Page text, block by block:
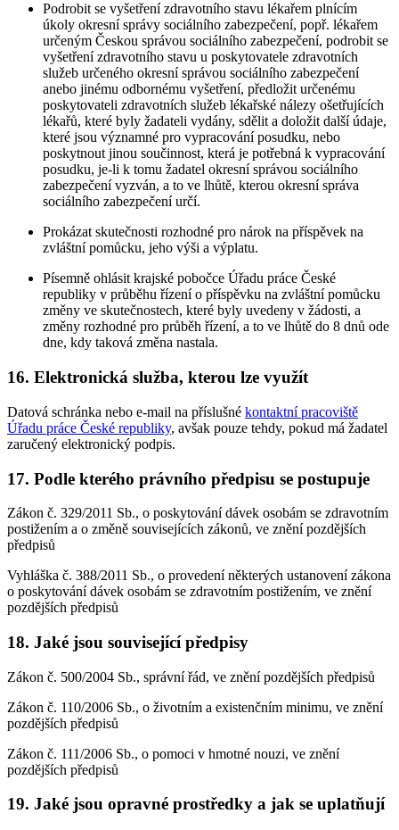
Podrobit se vyšetření zdravotního stavu lékařem plnícím
úkoly okresní správy sociálního zabezpečení, popř. lékařem
určeným Českou správou sociálního zabezpečení, podrobit se
vyšetření zdravotního stavu u poskytovatele zdravotních
služeb určeného okresní správou sociálního zabezpečení
anebo jinému odbornému vyšetření, předložit určenému
poskytovateli zdravotních služeb lékařské nálezy ošetřujících
lékařů, které byly žadateli vydány, sdělit a doložit další údaje,
které jsou významné pro vypracování posudku, nebo
poskytnout jinou součinnost, která je potřebná k vypracování
posudku, je-li k tomu žadatel okresní správou sociálního
zabezpečení vyzván, a to ve lhůtě, kterou okresní správa
sociálního zabezpečení určí.
Prokázat skutečnosti rozhodné pro nárok na příspěvek na
zvláštní pomůcku, jeho výši a výplatu.
Písemně ohlásit krajské pobočce Úřadu práce České
republiky v průběhu řízení o příspěvku na zvláštní pomůcku
změny ve skutečnostech, které byly uvedeny v žádosti, a
změny rozhodné pro průběh řízení, a to ve lhůtě do 8 dnů ode
dne, kdy taková změna nastala.
16. Elektronická služba, kterou lze využít
Datová schránka nebo e-mail na příslušné kontaktní pracoviště
Úřadu práce České republiky, avšak pouze tehdy, pokud má žadatel
zaručený elektronický podpis.
17. Podle kterého právního předpisu se postupuje
Zákon č. 329/2011 Sb., o poskytování dávek osobám se zdravotním
postižením a o změně souvisejících zákonů, ve znění pozdějších
předpisů
Vyhláška č. 388/2011 Sb., o provedení některých ustanovení zákona
o poskytování dávek osobám se zdravotním postižením, ve znění
pozdějších předpisů
18. Jaké jsou související předpisy
Zákon č. 500/2004 Sb., správní řád, ve znění pozdějších předpisů
Zákon č. 110/2006 Sb., o životním a existenčním minimu, ve znění
pozdějších předpisů
Zákon č. 111/2006 Sb., o pomoci v hmotné nouzi, ve znění
pozdějších předpisů
19. Jaké jsou opravné prostředky a jak se uplatňují